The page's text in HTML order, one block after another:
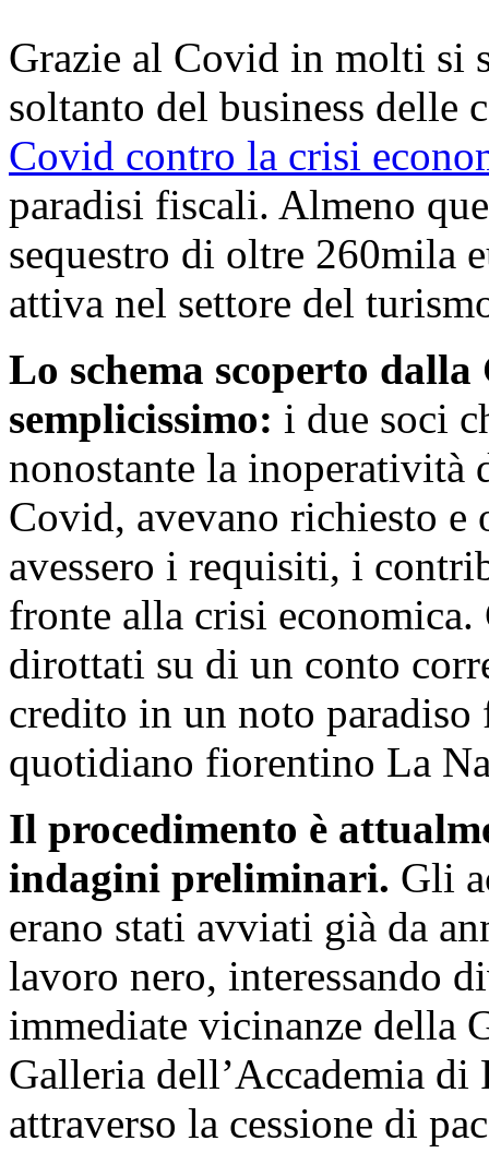
Grazie al Covid in molti si
soltanto del business delle
Covid contro la crisi
paradisi fiscali. Almeno
sequestro di oltre 260mila
attiva nel settore del
Lo schema scoperto
semplicissimo: i due soci
nonostante la inoperatività
Covid, avevano richiesto e
avessero i requisiti, i
fronte alla crisi
dirottati su di un conto
credito in un noto paradiso
quotidiano fiorentino La
Il procedimento è
indagini preliminari. Gli
erano stati avviati già da
lavoro nero, interessando
immediate vicinanze della
Galleria dell’Accademia
attraverso la cessione di